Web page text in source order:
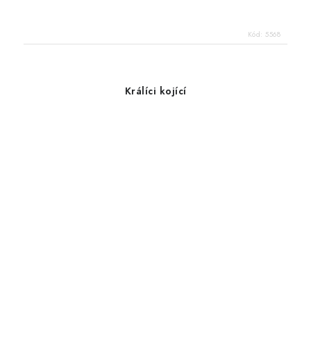
Kód: 5568
Králíci kojící